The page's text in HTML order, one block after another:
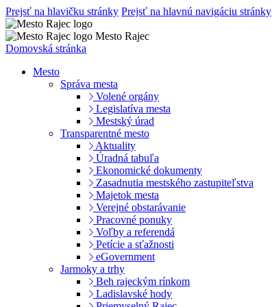
Prejsť na hlavičku stránky Prejsť na hlavnú navigáciu stránky
Mesto Rajec
Domovská stránka
Mesto
Správa mesta
Volené orgány
Legislatíva mesta
Mestský úrad
Transparentné mesto
Aktuality
Úradná tabuľa
Ekonomické dokumenty
Zasadnutia mestského zastupiteľstva
Majetok mesta
Verejné obstarávanie
Pracovné ponuky
Voľby a referendá
Petície a sťažnosti
eGovernment
Jarmoky a trhy
Beh rajeckým rínkom
Ladislavské hody